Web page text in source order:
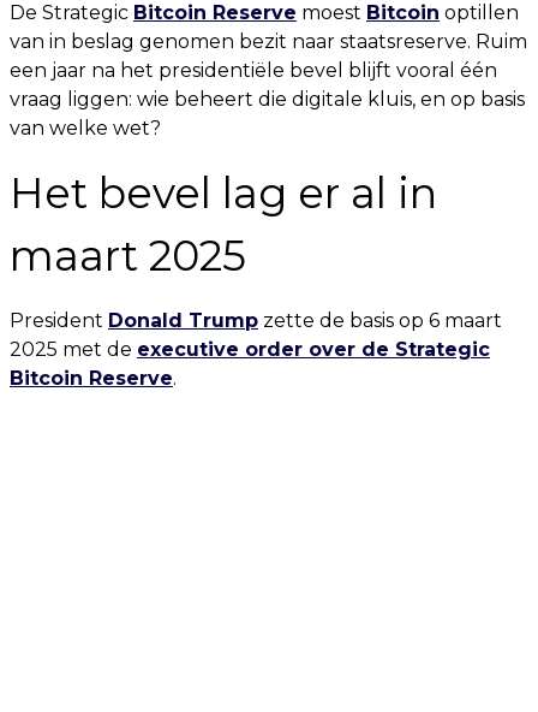
De Strategic Bitcoin Reserve moest Bitcoin optillen
van in beslag genomen bezit naar staatsreserve. Ruim
een jaar na het presidentiële bevel blijft vooral één
vraag liggen: wie beheert die digitale kluis, en op basis
van welke wet?
Het bevel lag er al in
maart 2025
President Donald Trump zette de basis op 6 maart
2025 met de executive order over de Strategic
Bitcoin Reserve.